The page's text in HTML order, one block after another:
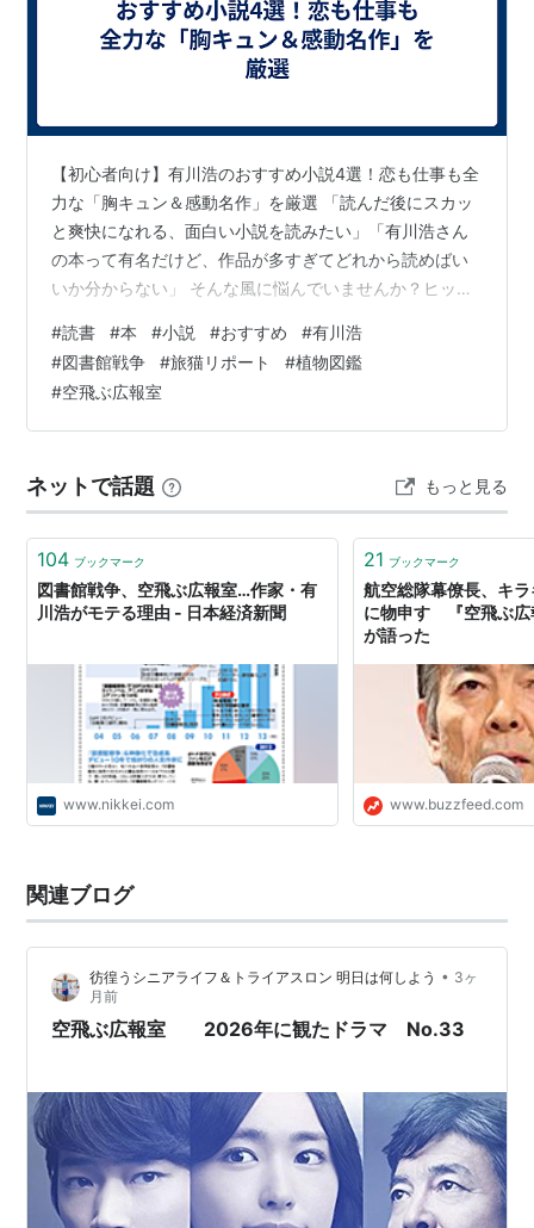
作者:有川浩
出版社/メーカー:幻冬舎
発売日:2012/07/27
メディア:単行本
この商品を含むブログ (105件) を見る
【初心者向け】有川浩のおすすめ小説4選！恋も仕事も全
力な「胸キュン＆感動名作」を厳選 「読んだ後にスカッ
と爽快になれる、面白い小説を読みたい」「有川浩さん
の本って有名だけど、作品が多すぎてどれから読めばい
いか分からない」 そんな風に悩んでいませんか？ヒット
の小説は、登場人物たちの瑞々しい感情変化と、テンポ
が良く一気に読める「圧倒的なエンタメ性」が最大の魅
力です。恋愛、お仕事、ミリタリー、動物ものまでジャ
ンルが幅広く、老若男女問わず元気をもらえる名作ばか
に出会えるよう、実際に売られている本の中か…
#読書 #本 #小説 #おすすめ #有川浩
#図書館戦争 #旅猫リポート #植物図鑑
#空飛ぶ広報室
ネットで話題 もっと見る
104 ブックマーク
図書館戦争、空飛ぶ広報室…作家・有
川浩がモテる理由 - 日本経済新聞
www.nikkei.com
21 ブックマーク
航空総隊幕僚長、キ
に物申す 『空飛ぶ広
が語った
www.buzzfeed.com
関連ブログ
彷徨うシニアライフ＆トライアスロン 明日は何しよう • 3ヶ
月前
空飛ぶ広報室 2026年に観たドラマ No.33